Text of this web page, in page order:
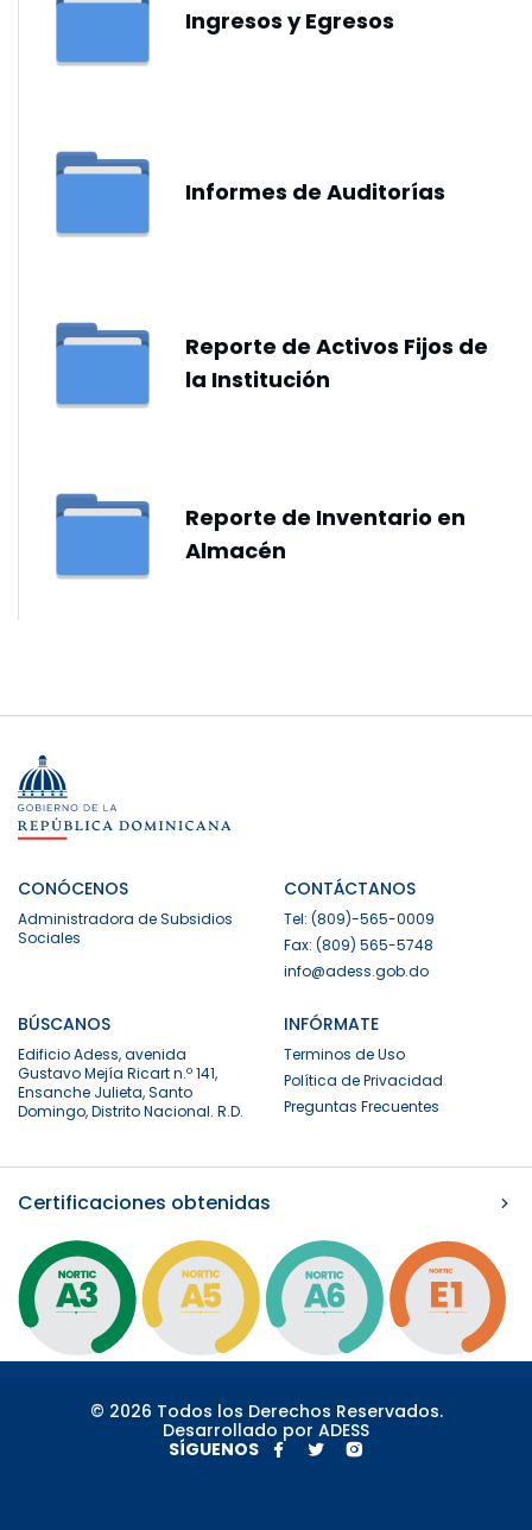
Ingresos y Egresos
Informes de Auditorías
Reporte de Activos Fijos de
la Institución
Reporte de Inventario en
Almacén
CONÓCENOS
Administradora de Subsidios
Sociales
CONTÁCTANOS
Tel: (809)-565-0009
Fax: (809) 565-5748
info@adess.gob.do
BÚSCANOS
Edificio Adess, avenida
Gustavo Mejía Ricart n.º 141,
Ensanche Julieta, Santo
Domingo, Distrito Nacional. R.D.
INFÓRMATE
Terminos de Uso
Política de Privacidad
Preguntas Frecuentes
Certificaciones obtenidas
© 2026 Todos los Derechos Reservados.
Desarrollado por ADESS
SÍGUENOS